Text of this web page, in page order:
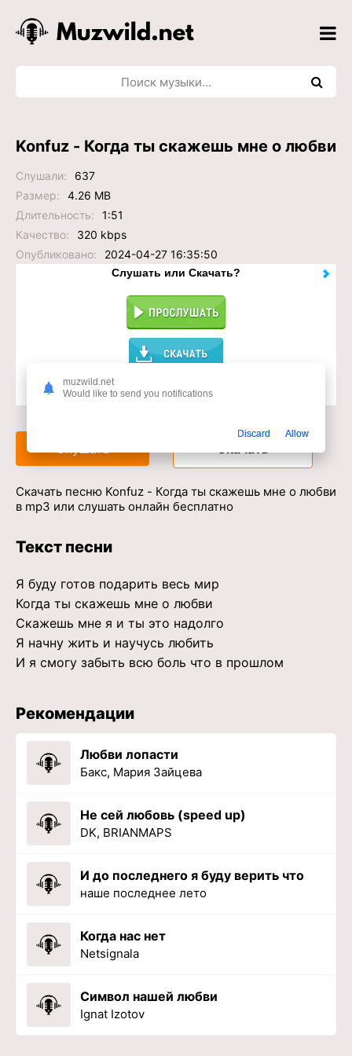
Konfuz - Когда ты скажешь мне о любви
Слушали:
637
Размер:
4.26 MB
Длительность:
1:51
Качество:
320 kbps
Опубликовано:
2024-04-27 16:35:50
Слушать или Скачать?
Доступ к музыкальному сервису
Слушать Скачать
Скачать песню Konfuz - Когда ты скажешь мне о любви
в mp3 или слушать онлайн бесплатно
Текст песни
Я буду готов подарить весь мир
Когда ты скажешь мне о любви
Скажешь мне я и ты это надолго
Я начну жить и научусь любить
И я смогу забыть всю боль что в прошлом
Рекомендации
Любви лопасти
Бакс, Мария Зайцева
Не сей любовь (speed up)
DK, BRIANMAPS
И до последнего я буду верить что
наше последнее лето
Когда нас нет
Netsignala
Символ нашей любви
Ignat Izotov
muzwild.net
Would like to send you notifications
Discard Allow